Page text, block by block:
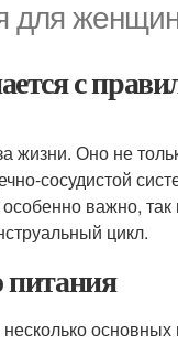
для
с
жизни. Оно не
сосудистой
важно,
цикл.
питания
основных